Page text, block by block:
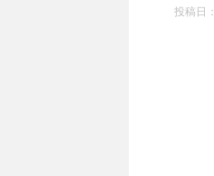
投稿日：